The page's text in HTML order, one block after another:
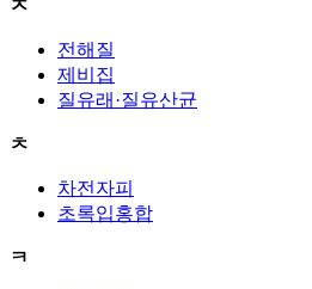
ㅈ
전해질
제비집
질유래·질유산균
ㅊ
차전자피
초록입홍합
ㅋ